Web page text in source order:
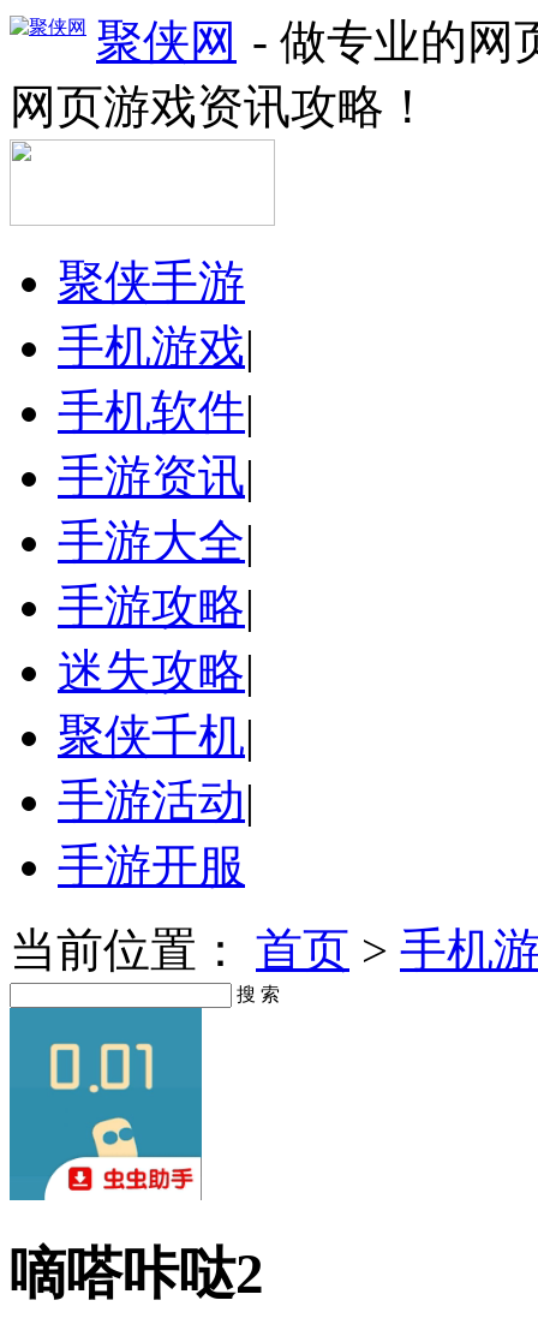
聚侠网 - 做专业的网
网页游戏资讯攻略！
聚侠手游
手机游戏|
手机软件|
手游资讯|
手游大全|
手游攻略|
迷失攻略|
聚侠千机|
手游活动|
手游开服
当前位置： 首页 > 手机
搜 索
嘀嗒咔哒2